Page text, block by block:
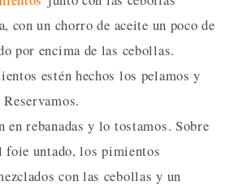
con un chorro de aceite un poco de
por encima de las cebollas.
estén hechos los pelamos y
en rebanadas y lo tostamos. Sobre
foie untado, los pimientos
con las cebollas y un